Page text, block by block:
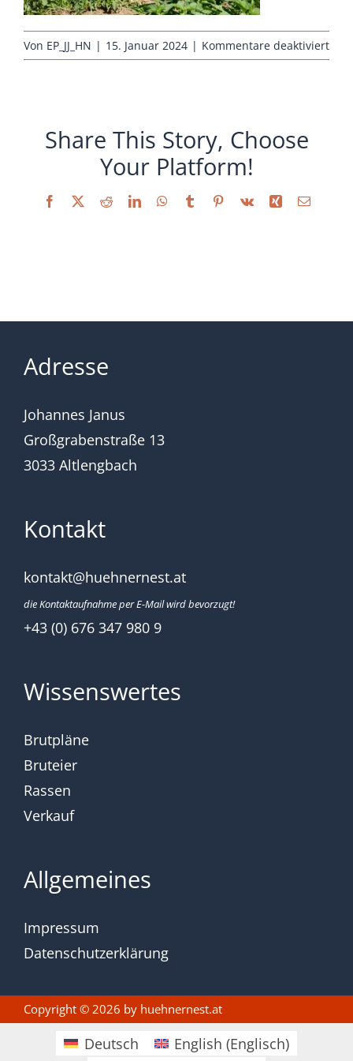
Sonstiges
Von EP_JJ_HN | 15. Januar 2024 | Kommentare deaktiviertfür
Share This Story, Choose
Your Platform!
Facebook
X RedditLinkedInWhatsApp
TumblrPinterest
Vk Xing E-
Adresse
Johannes Janus
Großgrabenstraße 13
3033 Altlengbach
Kontakt
kontakt@huehnernest.at
die Kontaktaufnahme per E-Mail wird bevorzugt!
+43 (0) 676 347 980 9
Wissenswertes
Brutpläne
Bruteier
Rassen
Verkauf
Allgemeines
Impressum
Datenschutzerklärung
Copyright © 2026 by huehnernest.at
Deutsch English (Englisch)